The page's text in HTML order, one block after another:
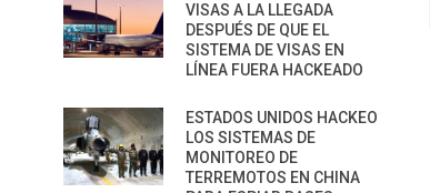
VISAS A LA LLEGADA
DESPUÉS DE QUE EL
SISTEMA DE VISAS EN
LÍNEA FUERA HACKEADO
ESTADOS UNIDOS HACKEO
LOS SISTEMAS DE
MONITOREO DE
TERREMOTOS EN CHINA